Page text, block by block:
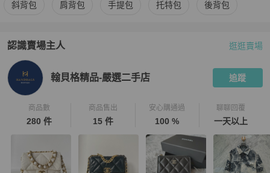
斜背包 肩背包 手提包 托特包 後背包
認識賣場主人
PopChill 拍拍圈嚴選賣家 介紹
逛逛賣場
翰貝格精品-嚴選二手店 追蹤
商品數
280 件
商品售出
15 件
安心購通過
100 %
聊聊回覆
一天以上